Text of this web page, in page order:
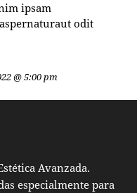
ipsam
odit
@ 5:00 pm
Avanzada.
especialmente para